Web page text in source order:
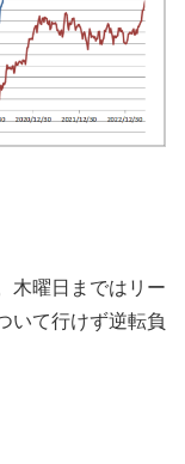
木曜日まではリー
いて行けず逆転負